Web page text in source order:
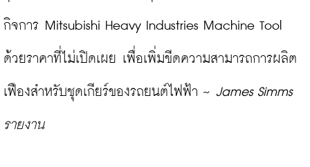
กิจการ Mitsubishi Heavy Industries Machine Tool
ด้วยราคาที่ไม่เปิดเผย เพื่อเพิ่มขีดความสามารถการผลิต
เฟืองสำหรับชุดเกียร์ของรถยนต์ไฟฟ้า ~ James Simms
รายงาน